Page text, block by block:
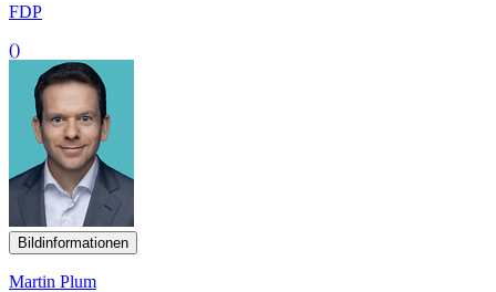
FDP
()
Bildinformationen
Martin Plum